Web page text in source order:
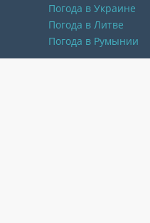
Погода в Украине
Погода в Литве
Погода в Румынии